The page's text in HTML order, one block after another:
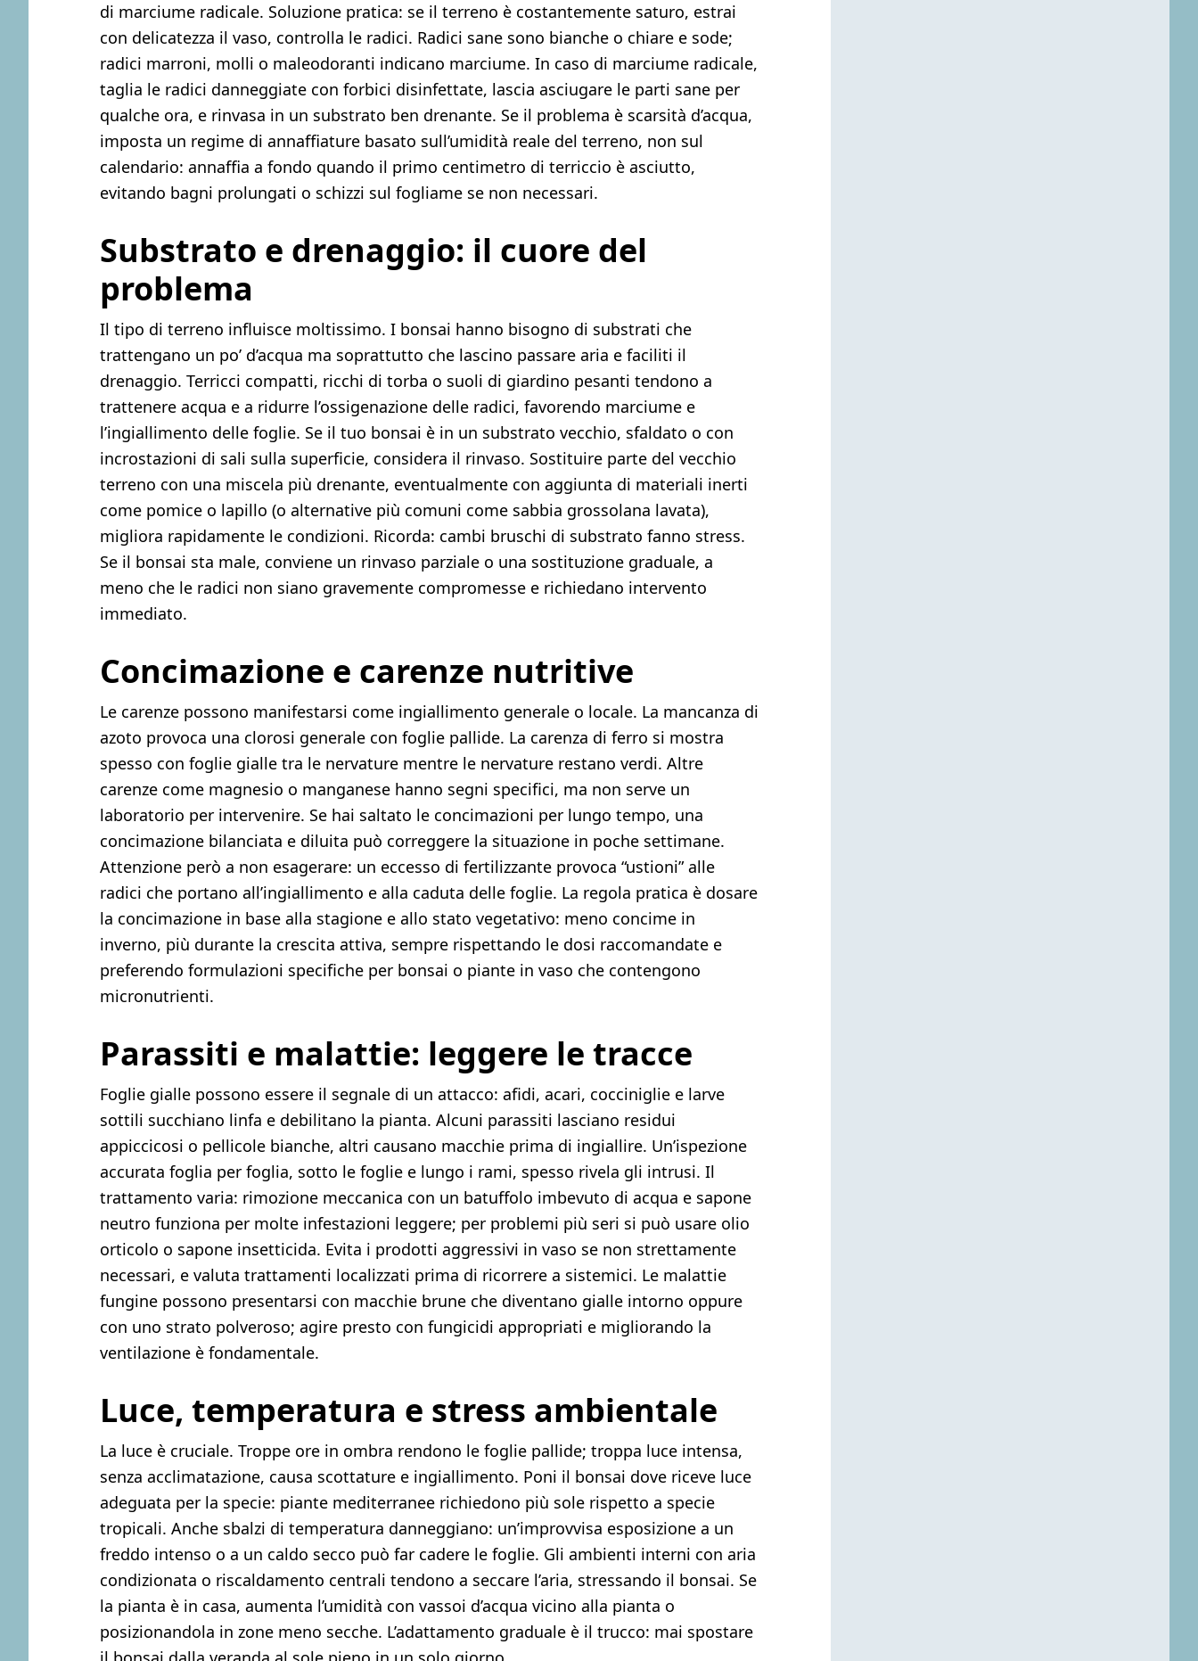
di marciume radicale. Soluzione pratica: se il terreno è costantemente saturo, estrai
con delicatezza il vaso, controlla le radici. Radici sane sono bianche o chiare e sode;
radici marroni, molli o maleodoranti indicano marciume. In caso di marciume radicale,
taglia le radici danneggiate con forbici disinfettate, lascia asciugare le parti sane per
qualche ora, e rinvasa in un substrato ben drenante. Se il problema è scarsità d’acqua,
imposta un regime di annaffiature basato sull’umidità reale del terreno, non sul
calendario: annaffia a fondo quando il primo centimetro di terriccio è asciutto,
evitando bagni prolungati o schizzi sul fogliame se non necessari.
Substrato e drenaggio: il cuore del
problema
Il tipo di terreno influisce moltissimo. I bonsai hanno bisogno di substrati che
trattengano un po’ d’acqua ma soprattutto che lascino passare aria e faciliti il
drenaggio. Terricci compatti, ricchi di torba o suoli di giardino pesanti tendono a
trattenere acqua e a ridurre l’ossigenazione delle radici, favorendo marciume e
l’ingiallimento delle foglie. Se il tuo bonsai è in un substrato vecchio, sfaldato o con
incrostazioni di sali sulla superficie, considera il rinvaso. Sostituire parte del vecchio
terreno con una miscela più drenante, eventualmente con aggiunta di materiali inerti
come pomice o lapillo (o alternative più comuni come sabbia grossolana lavata),
migliora rapidamente le condizioni. Ricorda: cambi bruschi di substrato fanno stress.
Se il bonsai sta male, conviene un rinvaso parziale o una sostituzione graduale, a
meno che le radici non siano gravemente compromesse e richiedano intervento
immediato.
Concimazione e carenze nutritive
Le carenze possono manifestarsi come ingiallimento generale o locale. La mancanza di
azoto provoca una clorosi generale con foglie pallide. La carenza di ferro si mostra
spesso con foglie gialle tra le nervature mentre le nervature restano verdi. Altre
carenze come magnesio o manganese hanno segni specifici, ma non serve un
laboratorio per intervenire. Se hai saltato le concimazioni per lungo tempo, una
concimazione bilanciata e diluita può correggere la situazione in poche settimane.
Attenzione però a non esagerare: un eccesso di fertilizzante provoca “ustioni” alle
radici che portano all’ingiallimento e alla caduta delle foglie. La regola pratica è dosare
la concimazione in base alla stagione e allo stato vegetativo: meno concime in
inverno, più durante la crescita attiva, sempre rispettando le dosi raccomandate e
preferendo formulazioni specifiche per bonsai o piante in vaso che contengono
micronutrienti.
Parassiti e malattie: leggere le tracce
Foglie gialle possono essere il segnale di un attacco: afidi, acari, cocciniglie e larve
sottili succhiano linfa e debilitano la pianta. Alcuni parassiti lasciano residui
appiccicosi o pellicole bianche, altri causano macchie prima di ingiallire. Un’ispezione
accurata foglia per foglia, sotto le foglie e lungo i rami, spesso rivela gli intrusi. Il
trattamento varia: rimozione meccanica con un batuffolo imbevuto di acqua e sapone
neutro funziona per molte infestazioni leggere; per problemi più seri si può usare olio
orticolo o sapone insetticida. Evita i prodotti aggressivi in vaso se non strettamente
necessari, e valuta trattamenti localizzati prima di ricorrere a sistemici. Le malattie
fungine possono presentarsi con macchie brune che diventano gialle intorno oppure
con uno strato polveroso; agire presto con fungicidi appropriati e migliorando la
ventilazione è fondamentale.
Luce, temperatura e stress ambientale
La luce è cruciale. Troppe ore in ombra rendono le foglie pallide; troppa luce intensa,
senza acclimatazione, causa scottature e ingiallimento. Poni il bonsai dove riceve luce
adeguata per la specie: piante mediterranee richiedono più sole rispetto a specie
tropicali. Anche sbalzi di temperatura danneggiano: un’improvvisa esposizione a un
freddo intenso o a un caldo secco può far cadere le foglie. Gli ambienti interni con aria
condizionata o riscaldamento centrali tendono a seccare l’aria, stressando il bonsai. Se
la pianta è in casa, aumenta l’umidità con vassoi d’acqua vicino alla pianta o
posizionandola in zone meno secche. L’adattamento graduale è il trucco: mai spostare